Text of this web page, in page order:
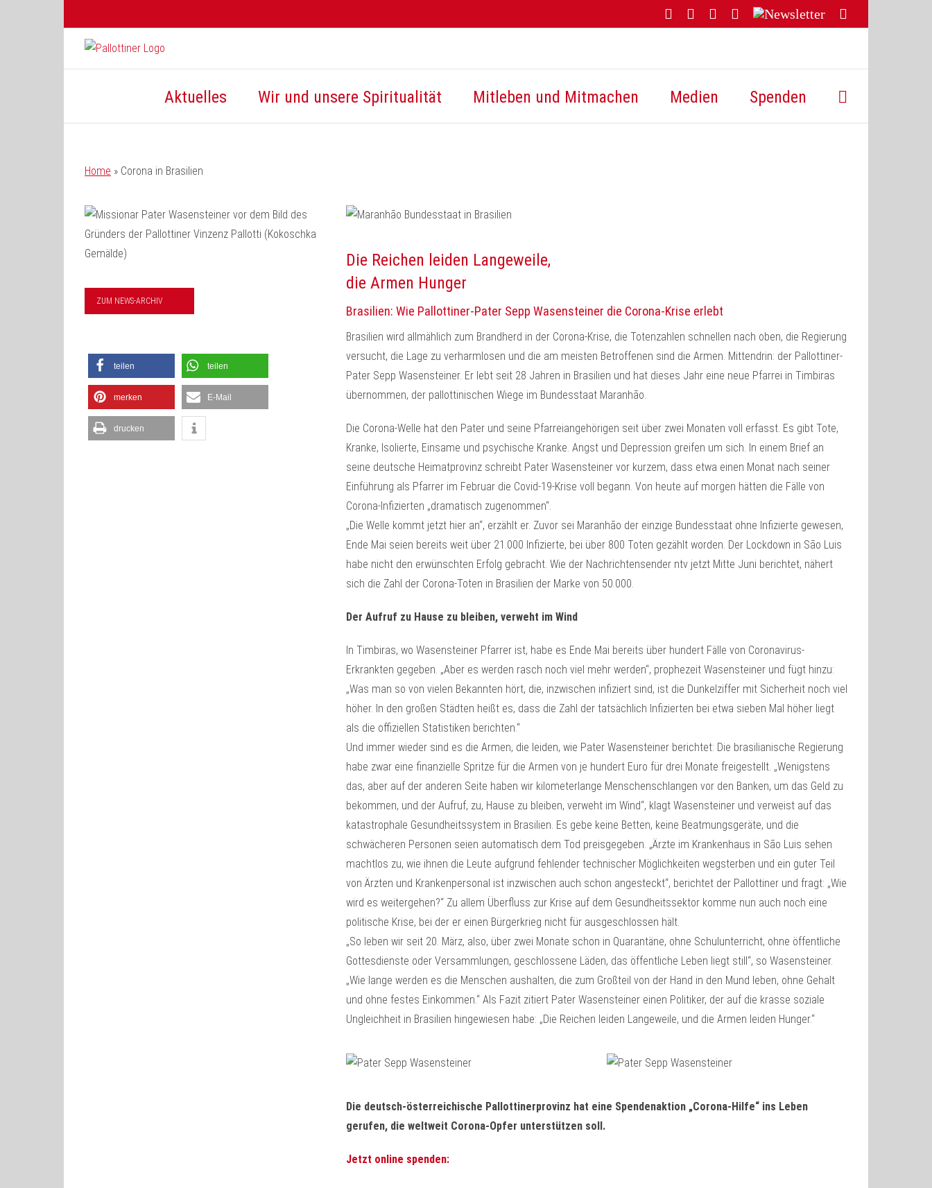
FacebookYouTubeInstagram
Threads
Newsletter
Mail
Aktuelles Wir und unsere Spiritualität Mitleben und Mitmachen Medien Spenden
Home » Corona in Brasilien
ZUM NEWS-ARCHIV
teilen teilen
merken E-Mail
drucken
Die Reichen leiden Langeweile,
die Armen Hunger
Brasilien: Wie Pallottiner-Pater Sepp Wasensteiner die Corona-Krise erlebt
Brasilien wird allmählich zum Brandherd in der Corona-Krise, die Totenzahlen schnellen nach oben, die Regierung
versucht, die Lage zu verharmlosen und die am meisten Betroffenen sind die Armen. Mittendrin: der Pallottiner-
Pater Sepp Wasensteiner. Er lebt seit 28 Jahren in Brasilien und hat dieses Jahr eine neue Pfarrei in Timbiras
übernommen, der pallottinischen Wiege im Bundesstaat Maranhão.
Die Corona-Welle hat den Pater und seine Pfarreiangehörigen seit über zwei Monaten voll erfasst. Es gibt Tote,
Kranke, Isolierte, Einsame und psychische Kranke. Angst und Depression greifen um sich. In einem Brief an
seine deutsche Heimatprovinz schreibt Pater Wasensteiner vor kurzem, dass etwa einen Monat nach seiner
Einführung als Pfarrer im Februar die Covid-19-Krise voll begann. Von heute auf morgen hätten die Fälle von
Corona-Infizierten „dramatisch zugenommen“.
„Die Welle kommt jetzt hier an“, erzählt er. Zuvor sei Maranhão der einzige Bundesstaat ohne Infizierte gewesen,
Ende Mai seien bereits weit über 21.000 Infizierte, bei über 800 Toten gezählt worden. Der Lockdown in São Luis
habe nicht den erwünschten Erfolg gebracht. Wie der Nachrichtensender ntv jetzt Mitte Juni berichtet, nähert
sich die Zahl der Corona-Toten in Brasilien der Marke von 50.000.
Der Aufruf zu Hause zu bleiben, verweht im Wind
In Timbiras, wo Wasensteiner Pfarrer ist, habe es Ende Mai bereits über hundert Fälle von Coronavirus-
Erkrankten gegeben. „Aber es werden rasch noch viel mehr werden“, prophezeit Wasensteiner und fügt hinzu:
„Was man so von vielen Bekannten hört, die, inzwischen infiziert sind, ist die Dunkelziffer mit Sicherheit noch viel
höher. In den großen Städten heißt es, dass die Zahl der tatsächlich Infizierten bei etwa sieben Mal höher liegt
als die offiziellen Statistiken berichten.“
Und immer wieder sind es die Armen, die leiden, wie Pater Wasensteiner berichtet: Die brasilianische Regierung
habe zwar eine finanzielle Spritze für die Armen von je hundert Euro für drei Monate freigestellt. „Wenigstens
das, aber auf der anderen Seite haben wir kilometerlange Menschenschlangen vor den Banken, um das Geld zu
bekommen, und der Aufruf, zu, Hause zu bleiben, verweht im Wind“, klagt Wasensteiner und verweist auf das
katastrophale Gesundheitssystem in Brasilien. Es gebe keine Betten, keine Beatmungsgeräte, und die
schwächeren Personen seien automatisch dem Tod preisgegeben. „Ärzte im Krankenhaus in São Luis sehen
machtlos zu, wie ihnen die Leute aufgrund fehlender technischer Möglichkeiten wegsterben und ein guter Teil
von Ärzten und Krankenpersonal ist inzwischen auch schon angesteckt“, berichtet der Pallottiner und fragt: „Wie
wird es weitergehen?“ Zu allem Überfluss zur Krise auf dem Gesundheitssektor komme nun auch noch eine
politische Krise, bei der er einen Bürgerkrieg nicht für ausgeschlossen hält.
„So leben wir seit 20. März, also, über zwei Monate schon in Quarantäne, ohne Schulunterricht, ohne öffentliche
Gottesdienste oder Versammlungen, geschlossene Läden, das öffentliche Leben liegt still“, so Wasensteiner.
„Wie lange werden es die Menschen aushalten, die zum Großteil von der Hand in den Mund leben, ohne Gehalt
und ohne festes Einkommen.“ Als Fazit zitiert Pater Wasensteiner einen Politiker, der auf die krasse soziale
Ungleichheit in Brasilien hingewiesen habe: „Die Reichen leiden Langeweile, und die Armen leiden Hunger.“
Die deutsch-österreichische Pallottinerprovinz hat eine Spendenaktion „Corona-Hilfe“ ins Leben
gerufen, die weltweit Corona-Opfer unterstützen soll.
Jetzt online spenden: